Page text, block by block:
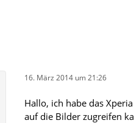
16. März 2014 um 21:26
Hallo, ich habe das
auf die Bilder zugreifen